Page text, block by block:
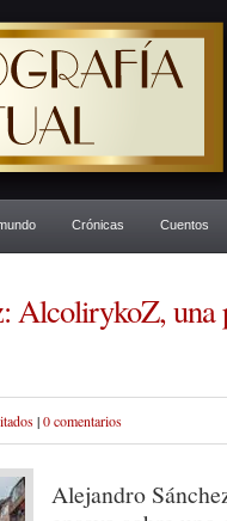
Crónicas Cuentos
AlcolirykoZ, una
|0 comentarios
Alejandro